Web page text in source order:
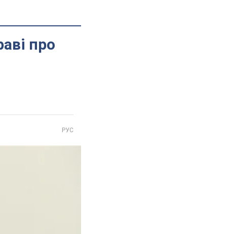
про
РУС